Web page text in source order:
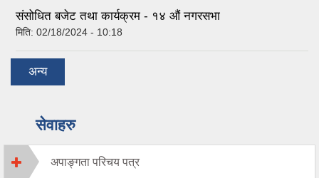
संसोधित बजेट तथा कार्यक्रम - १४ औं नगरसभा
मिति: 02/18/2024 - 10:18
अन्य
सेवाहरु
अपाङ्गता परिचय पत्र